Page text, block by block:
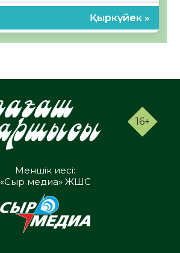
Қыркүйек »
16+
Меншік иесі:
«Сыр медиа» ЖШС